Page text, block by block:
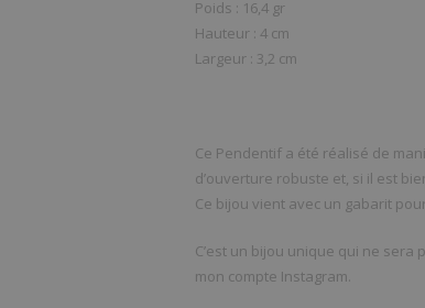
Poids : 16,4 gr
Hauteur : 4 cm
Largeur : 3,2 cm
Ce Pendentif a été réalisé de
d’ouverture robuste et, si il est
Ce bijou vient avec un gabarit
C’est un bijou unique qui ne
mon compte Instagram.